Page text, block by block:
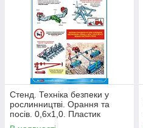
Стенд. Техніка безпеки у
рослинництві. Орання та
посів. 0,6х1,0. Пластик